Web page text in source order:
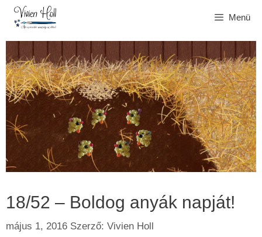
Kilépés
Menü
18/52 – Boldog anyák napját!
május 1, 2016 Szerző: Vivien Holl